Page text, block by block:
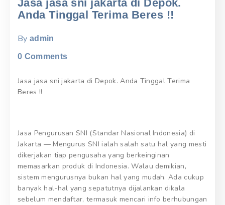
Jasa jasa sni jakarta di Depok.
Anda Tinggal Terima Beres !!
By admin
0 Comments
Jasa jasa sni jakarta di Depok. Anda Tinggal Terima
Beres !!
Jasa Pengurusan SNI (Standar Nasional Indonesia) di
Jakarta — Mengurus SNI ialah salah satu hal yang mesti
dikerjakan tiap pengusaha yang berkeinginan
memasarkan produk di Indonesia. Walau demikian,
sistem mengurusnya bukan hal yang mudah. Ada cukup
banyak hal-hal yang sepatutnya dijalankan dikala
sebelum mendaftar, termasuk mencari info berhubungan